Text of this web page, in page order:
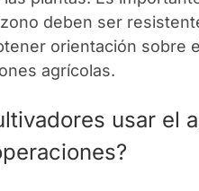
deben ser
orientación sobre
agrícolas.
usar el